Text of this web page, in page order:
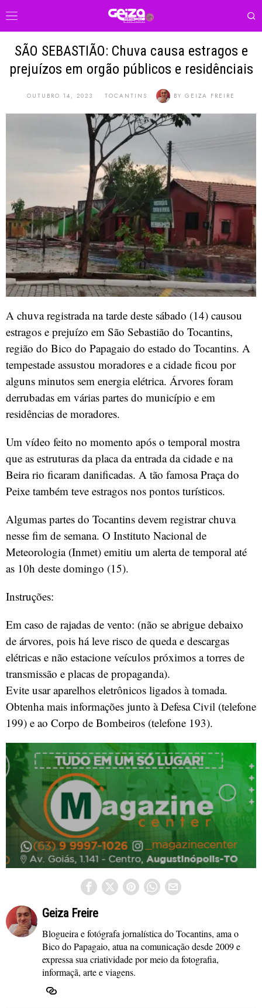
SÃO SEBASTIÃO: Chuva causa estragos e
prejuízos em orgão públicos e residênciais
OUTUBRO 14, 2023 TOCANTINS BY GEIZA FREIRE
A chuva registrada na tarde deste sábado (14) causou
estragos e prejuízo em São Sebastião do Tocantins,
região do Bico do Papagaio do estado do Tocantins. A
tempestade assustou moradores e a cidade ficou por
alguns minutos sem energia elétrica. Árvores foram
derrubadas em várias partes do município e em
residências de moradores.
Um vídeo feito no momento após o temporal mostra
que as estruturas da placa da entrada da cidade e na
Beira rio ficaram danificadas. A tão famosa Praça do
Peixe também teve estragos nos pontos turísticos.
Algumas partes do Tocantins devem registrar chuva
nesse fim de semana. O Instituto Nacional de
Meteorologia (Inmet) emitiu um alerta de temporal até
as 10h deste domingo (15).
Instruções:
Em caso de rajadas de vento: (não se abrigue debaixo
de árvores, pois há leve risco de queda e descargas
elétricas e não estacione veículos próximos a torres de
transmissão e placas de propaganda).
Evite usar aparelhos eletrônicos ligados à tomada.
Obtenha mais informações junto à Defesa Civil (telefone
199) e ao Corpo de Bombeiros (telefone 193).
Geiza Freire
Blogueira e fotógrafa jornalística do Tocantins, ama o
Bico do Papagaio, atua na comunicação desde 2009 e
expressa sua criatividade por meio da fotografia,
informaçã, arte e viagens.